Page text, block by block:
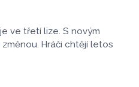
ve třetí lize. S novým
Hráči chtějí letos